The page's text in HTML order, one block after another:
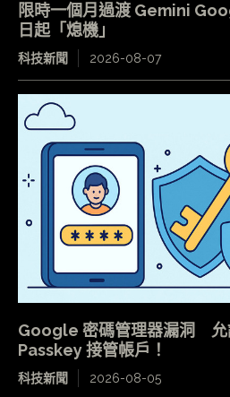
限時一個月過渡 Gemini
日起「熄機」
科技新聞 2026-08-07
Google 密碼管理器漏洞 允
Passkey 接管帳戶！
科技新聞 2026-08-05